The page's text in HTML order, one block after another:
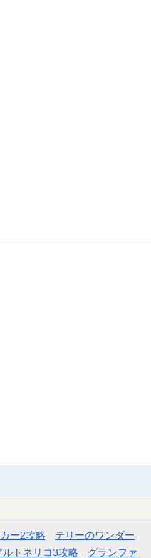
ー2攻略
テリーのワンダー
ルトネリコ3攻略 グランファ